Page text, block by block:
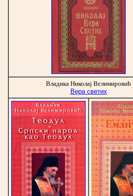
Владика Николај Велимировић
Вера светих